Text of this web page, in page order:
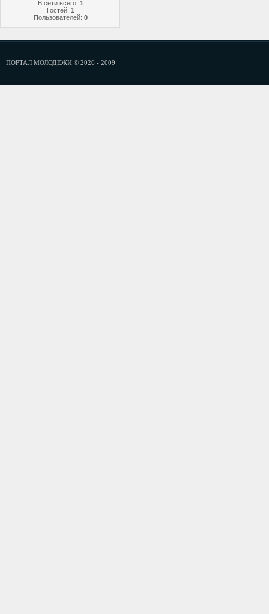
В сети всего: 1
Гостей: 1
Пользователей: 0
ПОРТАЛ МОЛОДЕЖИ © 2026 - 2009